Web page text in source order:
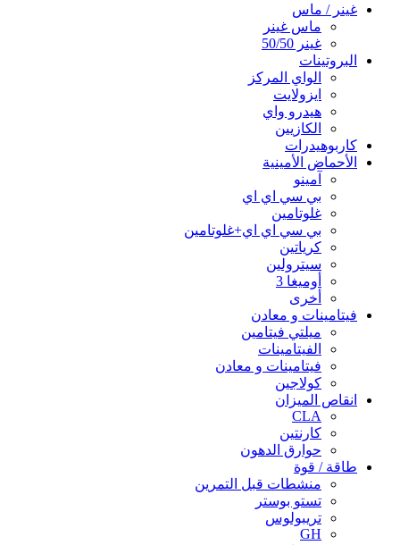
غينر / ماس
ماس غينر
غينر 50/50
البروتينات
الواي المركز
ايزولايت
هيدرو واي
الكازيين
كاربوهيدرات
الأحماض الأمينية
آمينو
بي سي اي اي
غلوتامين
بي سي اي اي+غلوتامين
كرياتين
سيترولين
أوميغا 3
أخرى
فيتامينات و معادن
ميلتي فيتامين
الفيتامينات
فيتامينات و معادن
كولاجين
انقاص الميزان
CLA
كارنتين
حوارق الدهون
طاقة / قوة
منشطات قبل التمرين
تستو بوستر
تريبولوس
GH